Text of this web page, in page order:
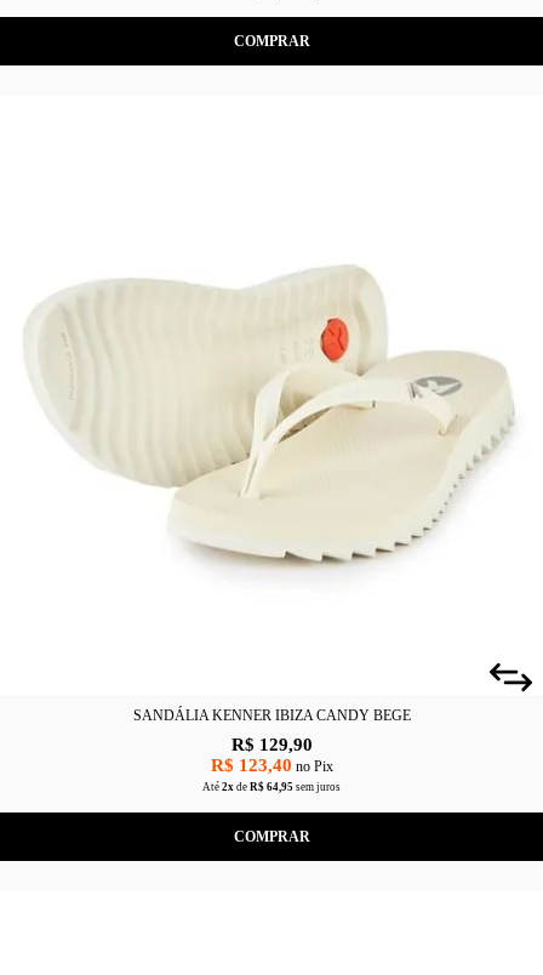
COMPRAR
SANDÁLIA KENNER IBIZA CANDY BEGE
R$ 129,90
R$ 123,40 no Pix
Até 2x de R$ 64,95 sem juros
COMPRAR